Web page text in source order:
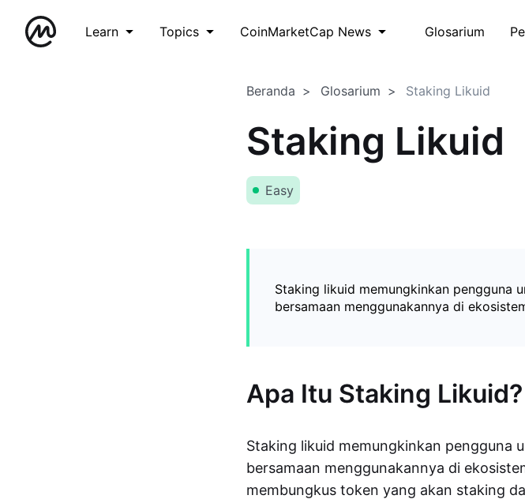
Learn Topics CoinMarketCap News Glosarium
Beranda Glosarium Staking Likuid
Staking Likuid
Easy
Staking likuid memungkinkan pengguna
bersamaan menggunakannya di
Apa Itu Staking Likuid?
Staking likuid memungkinkan pengguna
bersamaan menggunakannya di
membungkus token yang akan staking